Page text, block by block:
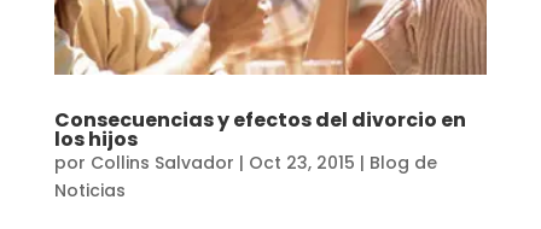
Consecuencias y efectos del divorcio en
los hijos
por Collins Salvador | Oct 23, 2015 | Blog de
Noticias